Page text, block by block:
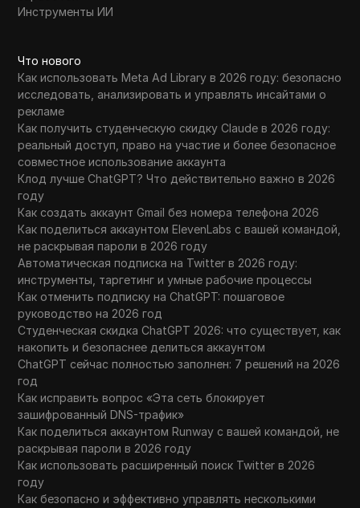
Инструменты ИИ
Что нового
Как использовать Meta Ad Library в 2026 году: безопасно
исследовать, анализировать и управлять инсайтами о
рекламе
Как получить студенческую скидку Claude в 2026 году:
реальный доступ, право на участие и более безопасное
совместное использование аккаунта
Клод лучше ChatGPT? Что действительно важно в 2026
году
Как создать аккаунт Gmail без номера телефона 2026
Как поделиться аккаунтом ElevenLabs с вашей командой,
не раскрывая пароли в 2026 году
Автоматическая подписка на Twitter в 2026 году:
инструменты, таргетинг и умные рабочие процессы
Как отменить подписку на ChatGPT: пошаговое
руководство на 2026 год
Студенческая скидка ChatGPT 2026: что существует, как
накопить и безопаснее делиться аккаунтом
ChatGPT сейчас полностью заполнен: 7 решений на 2026
год
Как исправить вопрос «Эта сеть блокирует
зашифрованный DNS-трафик»
Как поделиться аккаунтом Runway с вашей командой, не
раскрывая пароли в 2026 году
Как использовать расширенный поиск Twitter в 2026
году
Как безопасно и эффективно управлять несколькими